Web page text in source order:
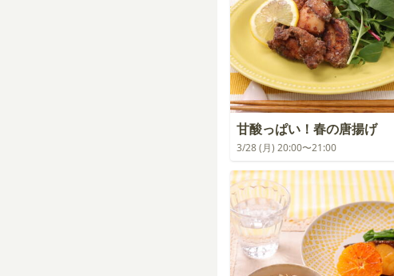
甘酸っぱい！春の唐揚げ
3/28 (月) 20:00〜21:00